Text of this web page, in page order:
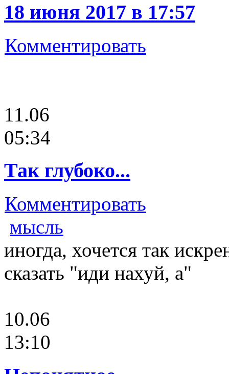
18 июня 2017 в 17:57
Комментировать
11.06
05:34
Так глубоко...
Комментировать
мысль
иногда, хочется так
сказать "иди нахуй, а"
10.06
13:10